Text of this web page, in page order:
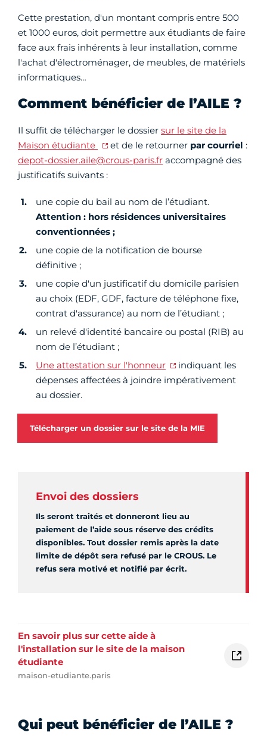
Cette prestation, d'un montant compris entre 500
et 1000 euros, doit permettre aux étudiants de faire
face aux frais inhérents à leur installation, comme
l'achat d'électroménager, de meubles, de matériels
informatiques…
Comment bénéficier de l’AILE ?
Il suffit de télécharger le dossier sur le site de la
Maison étudiante
et de le retournerpar courriel :
depot-dossier.aile@crous-paris.fr accompagné des
justificatifs suivants :
une copie du bail au nom de l’étudiant.
Attention : hors résidences universitaires
conventionnées ;
une copie de la notification de bourse
définitive ;
une copie d'un justificatif du domicile parisien
au choix (EDF, GDF, facture de téléphone fixe,
contrat d'assurance) au nom de l’étudiant ;
un relevé d'identité bancaire ou postal (RIB) au
nom de l’étudiant ;
Une attestation sur l'honneur
indiquant les
dépenses affectées à joindre impérativement
au dossier.
Télécharger un dossier sur le site de la MIE
Envoi des dossiers
Ils seront traités et donneront lieu au
paiement de l’aide sous réserve des crédits
disponibles. Tout dossier remis après la date
limite de dépôt sera refusé par le CROUS. Le
refus sera motivé et notifié par écrit.
En savoir plus sur cette aide à
l'installation sur le site de la maison
étudiante
maison-etudiante.paris
Qui peut bénéficier de l’AILE ?